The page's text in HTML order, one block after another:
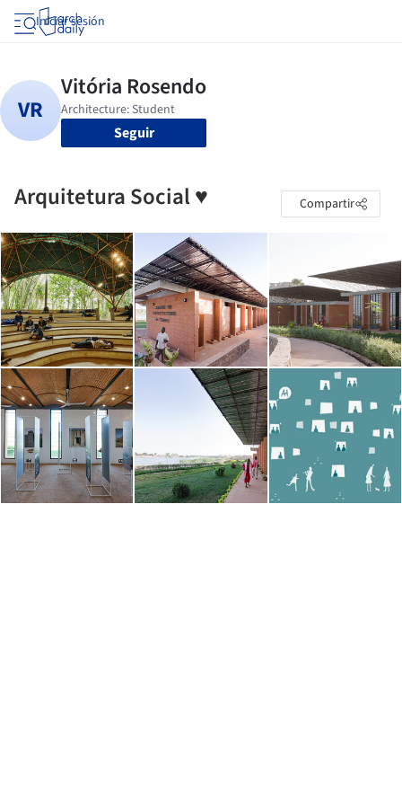
Iniciar sesión
Seguir
Arquitetura Social ♥ Compartir